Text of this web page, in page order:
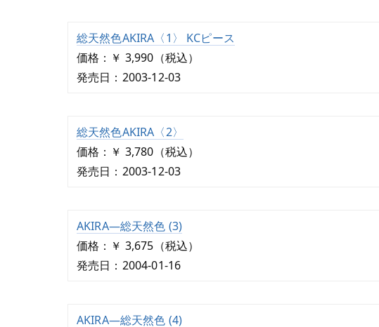
総天然色AKIRA〈1〉 KCピース
価格：￥ 3,990（税込）
発売日：2003-12-03
総天然色AKIRA〈2〉
価格：￥ 3,780（税込）
発売日：2003-12-03
AKIRA―総天然色 (3)
価格：￥ 3,675（税込）
発売日：2004-01-16
AKIRA―総天然色 (4)